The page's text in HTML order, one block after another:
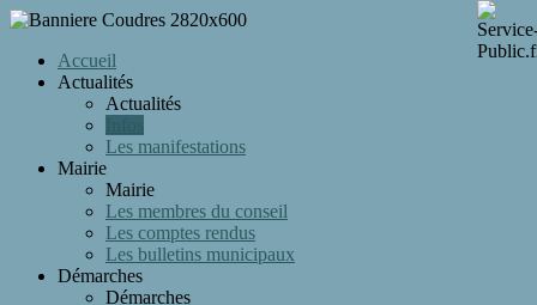
Accueil
Actualités
Actualités
Les manifestations
Mairie
Mairie
Les membres du conseil
Les comptes rendus
Les bulletins municipaux
Démarches
Démarches